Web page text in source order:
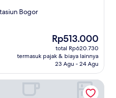
Bogor
Harga
sekarang
Rp513.000
Rp513.000
total Rp620.730
termasuk pajak & biaya lainnya
23 Agu - 24 Agu